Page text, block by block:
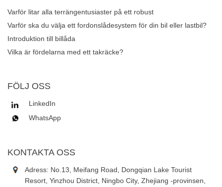
Varför litar alla terrängentusiaster på ett robust
fordonslådorsystem för växelhantering?
Varför ska du välja ett fordonslådesystem för din bil eller lastbil?
Introduktion till billåda
Vilka är fördelarna med ett takräcke?
FÖLJ OSS
LinkedIn
WhatsApp
KONTAKTA OSS
Adress: No.13, Meifang Road, Dongqian Lake Tourist
Resort, Yinzhou District, Ningbo City, Zhejiang -provinsen,